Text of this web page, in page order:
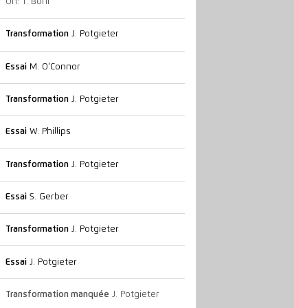
On: T. Boni
TransformationJ. Potgieter
EssaiM. O'Connor
TransformationJ. Potgieter
EssaiW. Phillips
TransformationJ. Potgieter
EssaiS. Gerber
TransformationJ. Potgieter
EssaiJ. Potgieter
Transformation manquée J. Potgieter